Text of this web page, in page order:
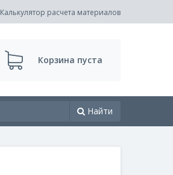
Калькулятор расчета материалов
Корзина пуста
Найти